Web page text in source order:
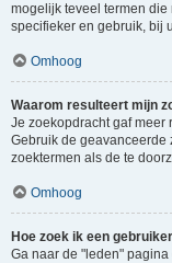
mogelijk teveel termen
specifieker en gebruik, bij
Omhoog
Waarom resulteert mijn
Je zoekopdracht gaf meer
Gebruik de geavanceerde
zoektermen als de te
Omhoog
Hoe zoek ik een
Ga naar de "leden"